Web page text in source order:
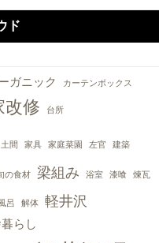
ド
ガニック カーテンボックス
改修 台所
土間 家具 家庭菜園 左官 建築
の食材 梁組み 浴室 漆喰 煉瓦
呂 解体 軽井沢
らし